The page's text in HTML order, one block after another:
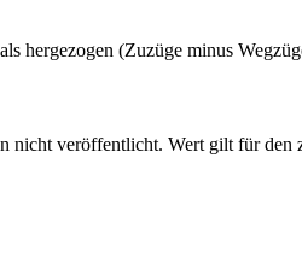
hergezogen (Zuzüge minus
nicht veröffentlicht. Wert gilt für